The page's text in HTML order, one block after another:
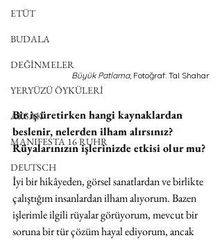
ETÜT
BUDALA
DEĞİNMELER
YERYÜZÜ ÖYKÜLERİ
AKSAK
MANIFESTA 16 RUHR
DEUTSCH
Büyük Patlama, Fotoğraf: Tal Shahar
Bir iş üretirken hangi kaynaklardan
beslenir, nelerden ilham alırsınız?
Rüyalarınızın işlerinizde etkisi olur mu?
İyi bir hikâyeden, görsel sanatlardan ve birlikte
çalıştığım insanlardan ilham alıyorum. Bazen
işlerimle ilgili rüyalar görüyorum, mevcut bir
soruna bir tür çözüm hayal ediyorum, ancak